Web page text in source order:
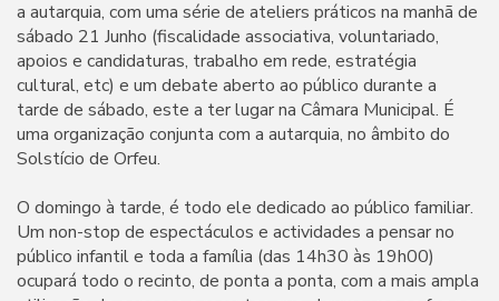
a autarquia, com uma série de ateliers práticos na manhã de
sábado 21 Junho (fiscalidade associativa, voluntariado,
apoios e candidaturas, trabalho em rede, estratégia
cultural, etc) e um debate aberto ao público durante a
tarde de sábado, este a ter lugar na Câmara Municipal. É
uma organização conjunta com a autarquia, no âmbito do
Solstício de Orfeu.
O domingo à tarde, é todo ele dedicado ao público familiar.
Um non-stop de espectáculos e actividades a pensar no
público infantil e toda a família (das 14h30 às 19h00)
ocupará todo o recinto, de ponta a ponta, com a mais ampla